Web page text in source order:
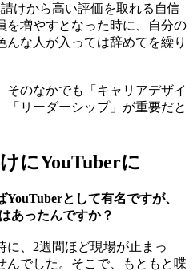
けから高い評価を取れる自信
を増やすとなった時に、自分の
んな人が入っては辞めてを繰り
のなかでも「キャリアデザイ
「リーダーシップ」が重要だと
にYouTuberに
として有名ですが、
あったんですか？
に、2週間ほど現場が止まっ
んでした。そこで、もともと喋